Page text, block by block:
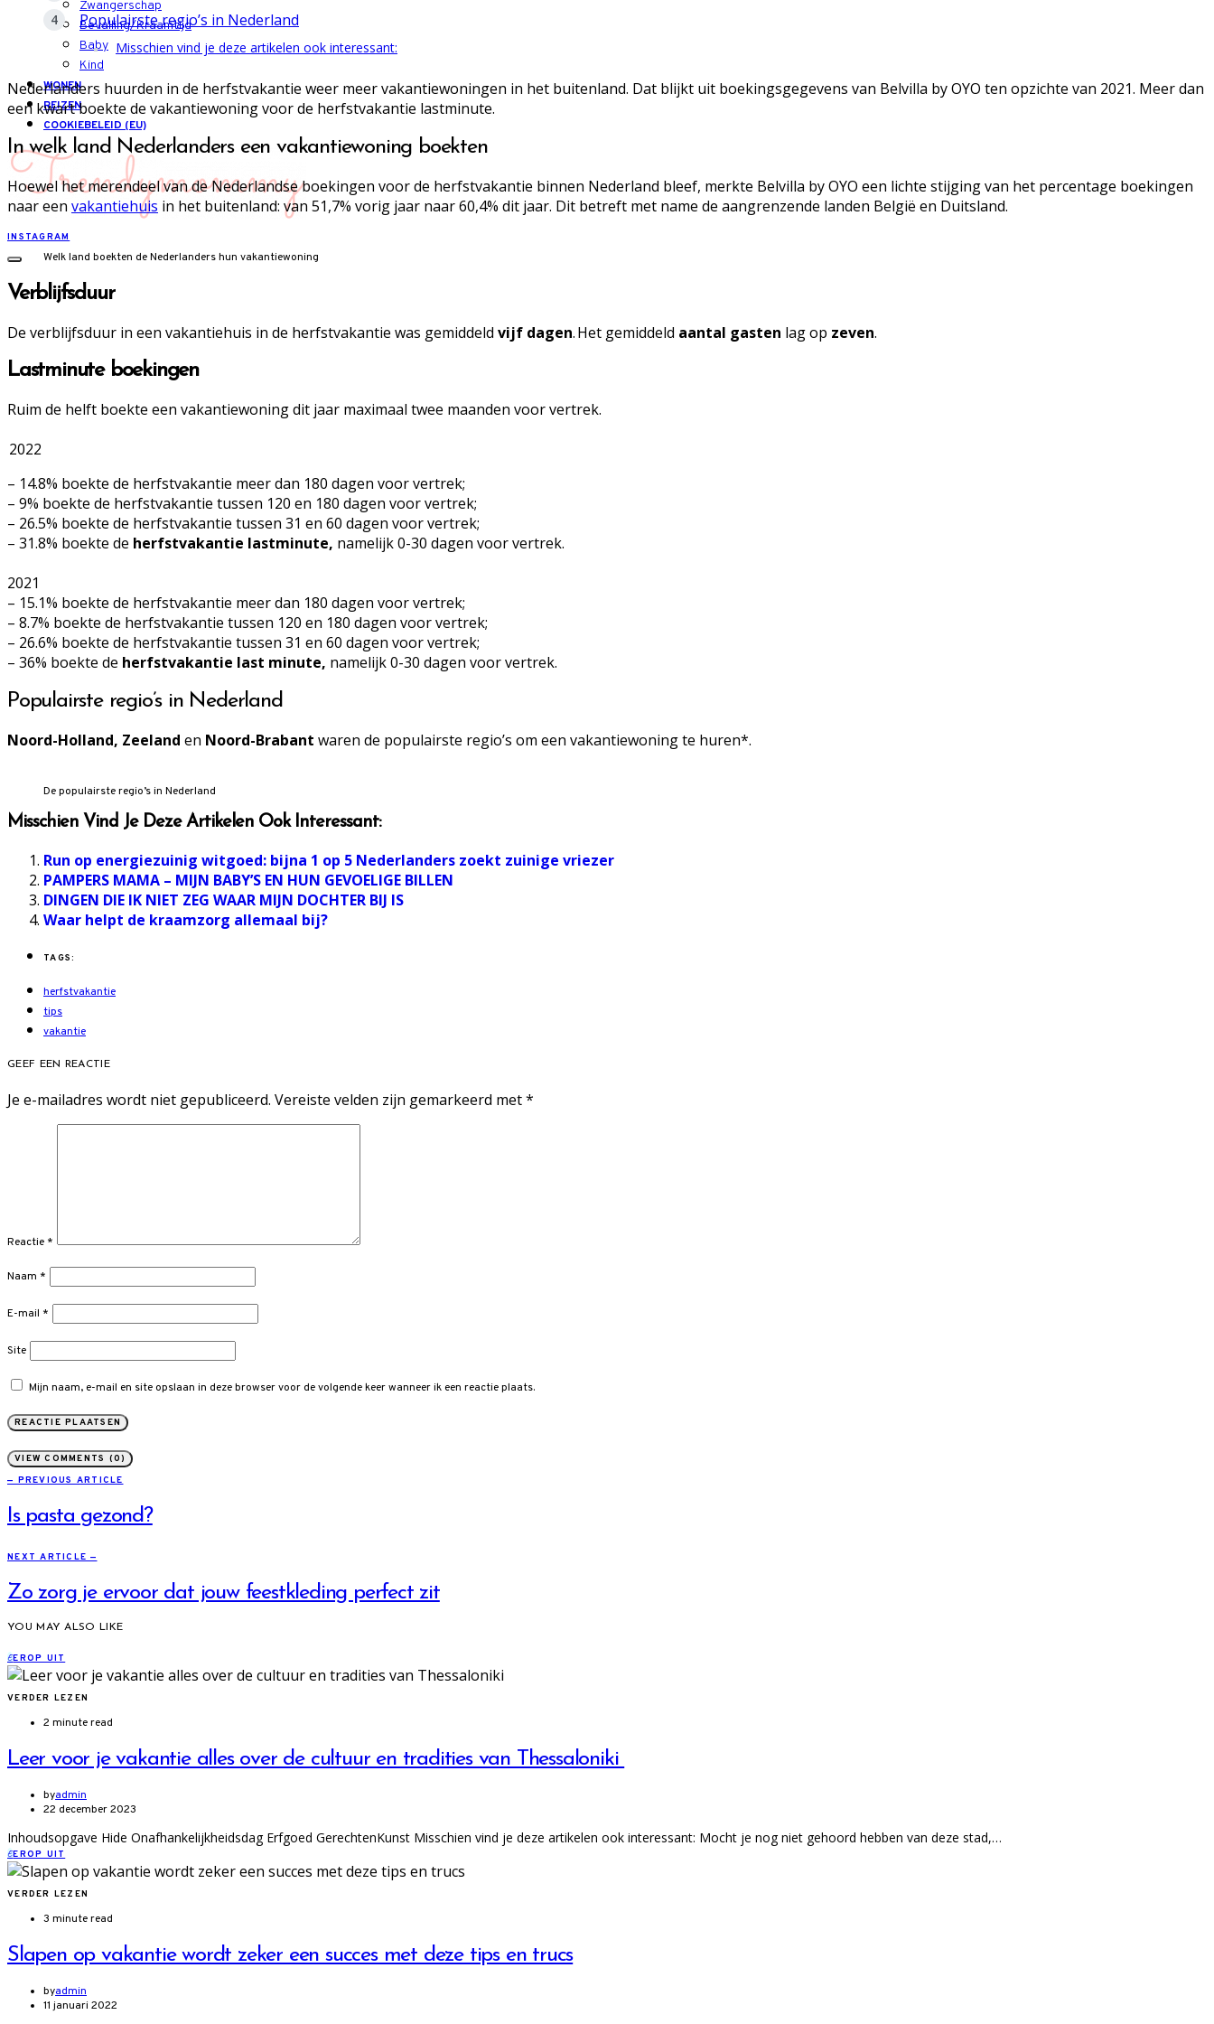
Zwangerschap
Bevalling/Kraamtijd
Baby
Kind
WONEN
REIZEN
COOKIEBELEID (EU)
INSTAGRAM
Populairste regio’s in Nederland
Misschien vind je deze artikelen ook interessant:
Nederlanders huurden in de herfstvakantie weer meer vakantiewoningen in het buitenland. Dat blijkt uit boekingsgegevens van Belvilla by OYO ten opzichte van 2021. Meer dan
een kwart boekte de vakantiewoning voor de herfstvakantie lastminute.
In welk land Nederlanders een vakantiewoning boekten
Hoewel het merendeel van de Nederlandse boekingen voor de herfstvakantie binnen Nederland bleef, merkte Belvilla by OYO een lichte stijging van het percentage boekingen
naar een vakantiehuis in het buitenland: van 51,7% vorig jaar naar 60,4% dit jaar. Dit betreft met name de aangrenzende landen België en Duitsland.
Welk land boekten de Nederlanders hun vakantiewoning
Verblijfsduur
De verblijfsduur in een vakantiehuis in de herfstvakantie was gemiddeld vijf dagen. Het gemiddeld aantal gasten lag op zeven.
Lastminute boekingen
Ruim de helft boekte een vakantiewoning dit jaar maximaal twee maanden voor vertrek.
2022
– 14.8% boekte de herfstvakantie meer dan 180 dagen voor vertrek;
– 9% boekte de herfstvakantie tussen 120 en 180 dagen voor vertrek;
– 26.5% boekte de herfstvakantie tussen 31 en 60 dagen voor vertrek;
– 31.8% boekte de herfstvakantie lastminute, namelijk 0-30 dagen voor vertrek.
2021
– 15.1% boekte de herfstvakantie meer dan 180 dagen voor vertrek;
– 8.7% boekte de herfstvakantie tussen 120 en 180 dagen voor vertrek;
– 26.6% boekte de herfstvakantie tussen 31 en 60 dagen voor vertrek;
– 36% boekte de herfstvakantie last minute, namelijk 0-30 dagen voor vertrek.
Populairste regio’s in Nederland
Noord-Holland, Zeeland en Noord-Brabant waren de populairste regio’s om een vakantiewoning te huren*.
De populairste regio’s in Nederland
Misschien Vind Je Deze Artikelen Ook Interessant:
Run op energiezuinig witgoed: bijna 1 op 5 Nederlanders zoekt zuinige vriezer
PAMPERS MAMA – MIJN BABY’S EN HUN GEVOELIGE BILLEN
DINGEN DIE IK NIET ZEG WAAR MIJN DOCHTER BIJ IS
Waar helpt de kraamzorg allemaal bij?
TAGS:
herfstvakantie
tips
vakantie
GEEF EEN REACTIE
Je e-mailadres wordt niet gepubliceerd. Vereiste velden zijn gemarkeerd met*
Reactie *
Naam *
E-mail *
Site
Mijn naam, e-mail en site opslaan in deze browser voor de volgende keer wanneer ik een reactie plaats.
VIEW COMMENTS (0)
— PREVIOUS ARTICLE
Is pasta gezond?
NEXT ARTICLE —
Zo zorg je ervoor dat jouw feestkleding perfect zit
YOU MAY ALSO LIKE
EEROP UIT
VERDER LEZEN
2 minute read
Leer voor je vakantie alles over de cultuur en tradities van Thessaloniki
byadmin
22 december 2023
Inhoudsopgave Hide Onafhankelijkheidsdag Erfgoed GerechtenKunst Misschien vind je deze artikelen ook interessant: Mocht je nog niet gehoord hebben van deze stad,…
EEROP UIT
VERDER LEZEN
3 minute read
Slapen op vakantie wordt zeker een succes met deze tips en trucs
byadmin
11 januari 2022